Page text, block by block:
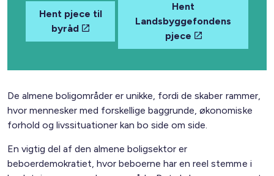
Hent pjece til
byråd
Hent
Landsbyggefondens
pjece
De almene boligområder er unikke, fordi de skaber rammer,
hvor mennesker med forskellige baggrunde, økonomiske
forhold og livssituationer kan bo side om side.
En vigtig del af den almene boligsektor er
beboerdemokratiet, hvor beboerne har en reel stemme i